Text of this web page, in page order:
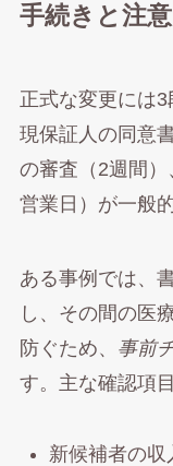
手続きと注
正式な変更には
現保証人の同意
の審査（2週間
営業日）が一般的
ある事例では、
し、その間の医
防ぐため、 事前
す。主な確認項目
新候補者の収